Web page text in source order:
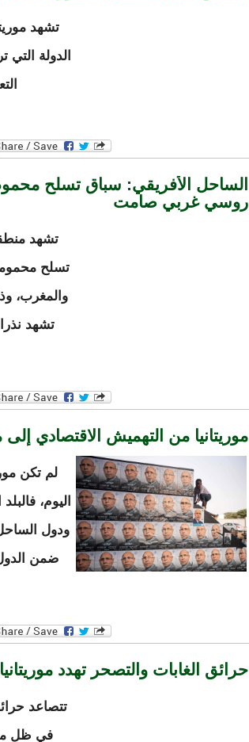
تشهد
الدولة
الساحل الأفريقي: سباق تسلح
روسي غربي صامت
تشهد
تسلح
والمغرب،
تشهد
موريتانيا من التهميش الاقتصادي إلى
لم تكن
اليوم،
ودول
ضمن
حرائق الغابات والتصحر تهدد
تتصاعد
في ظل